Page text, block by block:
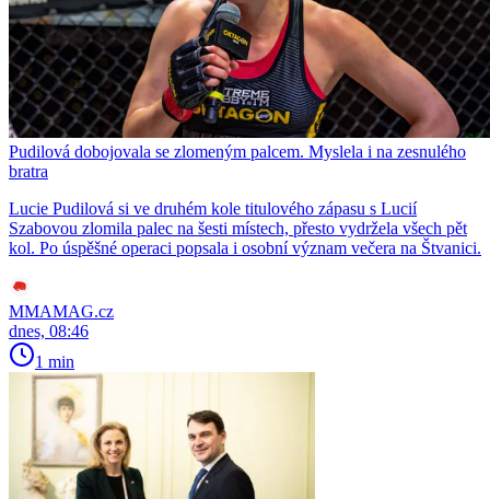
Pudilová dobojovala se zlomeným palcem. Myslela i na zesnulého
bratra
Lucie Pudilová si ve druhém kole titulového zápasu s Lucií
Szabovou zlomila palec na šesti místech, přesto vydržela všech pět
kol. Po úspěšné operaci popsala i osobní význam večera na Štvanici.
MMAMAG.cz
dnes, 08:46
1 min